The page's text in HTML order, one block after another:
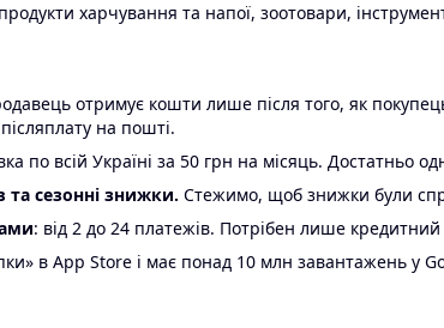
харчування та напої, зоотовари,
отримує кошти лише після того, як
на пошті.
по всій Україні за 50 грн на місяць. Достатньо
та сезонні знижки. Стежимо, щоб знижки були
: від 2 до 24 платежів. Потрібен лише кредитний
в App Store і має понад 10 млн завантажень у